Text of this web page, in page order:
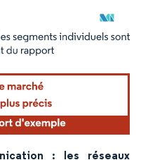
une attribution sous CC BY
: les réseaux